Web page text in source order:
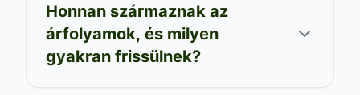
Honnan származnak az
árfolyamok, és milyen
gyakran frissülnek?